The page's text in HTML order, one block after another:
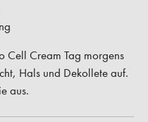
Cell Cream Tag morgens
Hals und Dekollete auf.
aus.